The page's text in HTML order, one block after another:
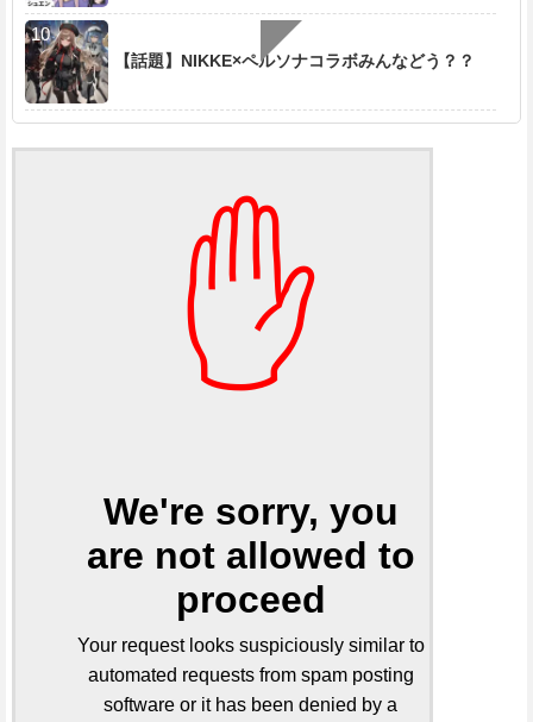
【話題】NIKKE×ペルソナコラボみんなどう？？
✋
We're sorry, you
are not allowed to
proceed
Your request looks suspiciously similar to
automated requests from spam posting
software or it has been denied by a